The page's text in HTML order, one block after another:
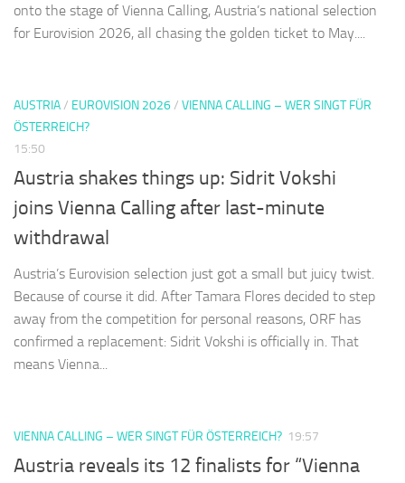
onto the stage of Vienna Calling, Austria’s national selection
for Eurovision 2026, all chasing the golden ticket to May....
AUSTRIA/ EUROVISION 2026/ VIENNA CALLING – WER SINGT FÜR
ÖSTERREICH?
15:50
Austria shakes things up: Sidrit Vokshi
joins Vienna Calling after last-minute
withdrawal
Austria’s Eurovision selection just got a small but juicy twist.
Because of course it did. After Tamara Flores decided to step
away from the competition for personal reasons, ORF has
confirmed a replacement: Sidrit Vokshi is officially in. That
means Vienna...
VIENNA CALLING – WER SINGT FÜR ÖSTERREICH? 19:57
Austria reveals its 12 finalists for “Vienna